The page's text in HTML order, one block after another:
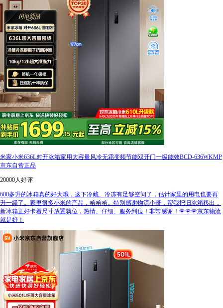
米家小米636L对开冰箱家用大容量风冷无霜变频节能双开门一级能效BCD-636WKMP
京东自营正品
20000人好评
600多升的冰箱真的好大哦，这下冷藏、冷冻有足够空间了，估计家里的用电也要再
升一级了。家里很多小米的产品，哈哈哈。特别感谢物流小哥，帮我把旧冰箱移出，
新冰箱正好卡着尺寸放置就位，热情、仔细、服务到位！非常感谢！🌹🌹🌹京东物流
就是好！